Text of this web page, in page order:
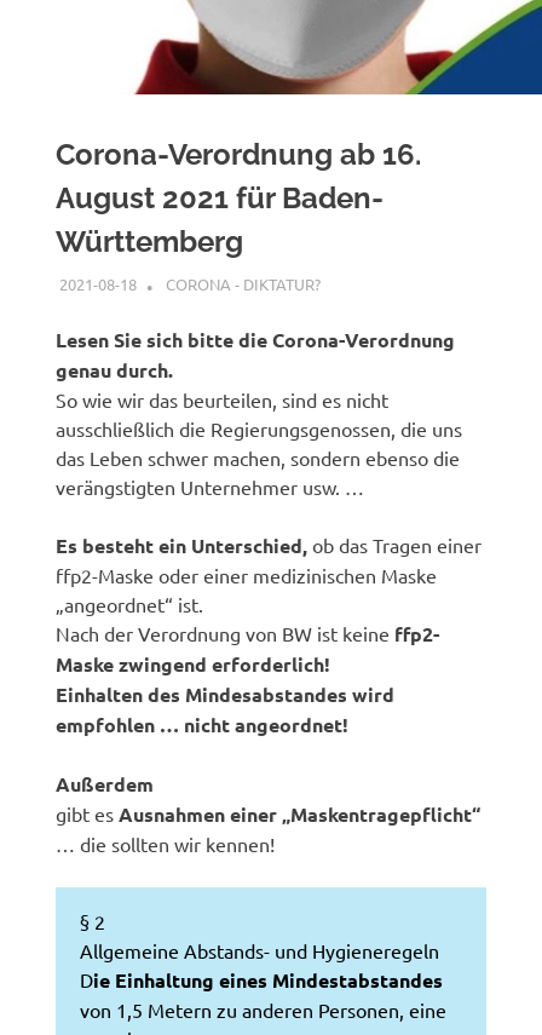
Corona-Verordnung ab 16.
August 2021 für Baden-
Württemberg
2021-08-18 G A
CORONA - DIKTATUR?
Lesen Sie sich bitte die Corona-Verordnung
genau durch.
So wie wir das beurteilen, sind es nicht
ausschließlich die Regierungsgenossen, die uns
das Leben schwer machen, sondern ebenso die
verängstigten Unternehmer usw. …
Es besteht ein Unterschied,ob das Tragen einer
ffp2-Maske oder einer medizinischen Maske
„angeordnet“ ist.
Nach der Verordnung von BW ist keine ffp2-
Maske zwingend erforderlich!
Einhalten des Mindesabstandes wird
empfohlen … nicht angeordnet!
Außerdem
gibt esAusnahmen einer „Maskentragepflicht“
… die sollten wir kennen!
§ 2
Allgemeine Abstands- und Hygieneregeln
Die Einhaltung eines Mindestabstandes
von 1,5 Metern zu anderen Personen, eine